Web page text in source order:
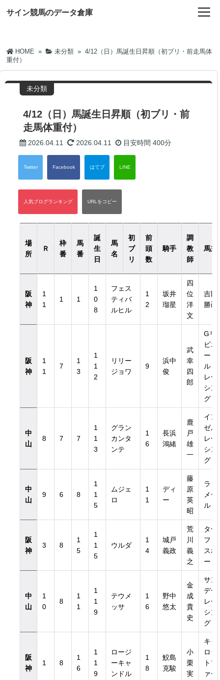
サイン競馬のデータ倉庫
HOME » 未分類 » 4/12（日）馬誕生日昇順（初ブリ・前走馬体
重付）
未分類
4/12（日）馬誕生日昇順（初ブリ・前
走馬体重付）
2026.04.11 2026.04.11 目安時間 400分
場
所
Ｒ
枠
番
馬
番
誕
生
日
馬
名
初
ブ
リ
前
頭
数
騎手
調
教
師
馬主
阪
神
1
1
1 1
1
0
8
フェス
ティバ
ルヒル
1
2
坂井
瑠星
四
位
洋
文
吉田
勝己
阪
神
1
1
7
1
3
1
1
2
リリー
ジョワ
9
浜中
俊
武
幸
四
郎
Gリ
ビエ
ー
ル・
レー
シン
グ
中
山
8 7 7
1
1
3
グラン
カンタ
ンテ
1
6
長浜
鴻緒
鹿
戸
雄
一
イン
ゼル
レー
シン
グ
中
山
9 6 8
1
1
5
ムジェ
ロ
1
1
ディ
ー
藤
原
英
昭
ラ・
メー
ル
阪
神
3 8
1
5
1
1
5
ウルダ
1
4
城戸
義政
荒
川
義
之
ター
フ・
スポ
ート
中
山
1
0
8
1
1
1
1
9
テウメ
ッサ
1
6
野中
悠太
金
成
貴
史
サン
デー
レー
シン
グ
阪
神
1 8
1
6
1
1
9
ロージ
ーキャ
ンドル
1
8
鮫島
克駿
小
栗
実
キャ
ロッ
トフ
ァー